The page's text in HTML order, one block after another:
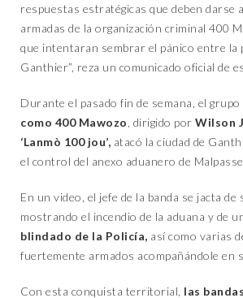
respuestas estratégicas que deben darse
armadas de la organización criminal 400
que intentaran sembrar el pánico entre la
Ganthier”, reza un comunicado oficial de
Durante el pasado fin de semana, el grupo
como 400 Mawozo , dirigido por Wilson
‘Lanmò 100 jou’, atacó la ciudad de
el control del anexo aduanero de
En un video, el jefe de la banda se jacta de
mostrando el incendio de la aduana y de
blindado de la Policía, así como varias
fuertemente armados acompañándole en
Con esta conquista territorial, las